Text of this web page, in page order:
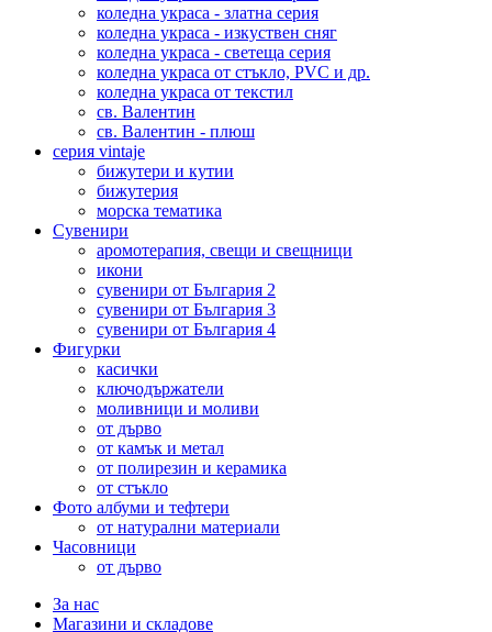
коледна украса - златна серия
коледна украса - изкуствен сняг
коледна украса - светеща серия
коледна украса от стъкло, PVC и др.
коледна украса от текстил
св. Валентин
св. Валентин - плюш
серия vintaje
бижутери и кутии
бижутерия
морска тематика
Сувенири
аромотерапия, свещи и свещници
икони
сувенири от България 2
сувенири от България 3
сувенири от България 4
Фигурки
касички
ключодържатели
моливници и моливи
от дърво
от камък и метал
от полирезин и керамика
от стъкло
Фото албуми и тефтери
от натурални материали
Часовници
от дърво
За нас
Магазини и складове